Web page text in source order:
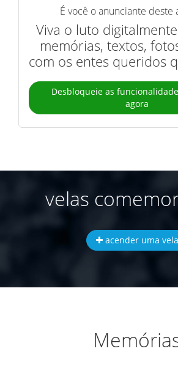
É você o anunciante deste
Viva o luto
memórias, textos,
com os entes queridos
Desbloqueie as
agora
velas
acender uma vela